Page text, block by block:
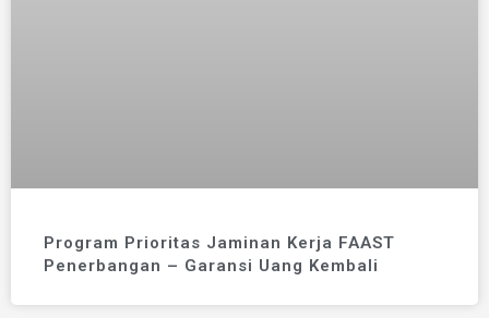
Program Prioritas Jaminan Kerja FAAST
Penerbangan – Garansi Uang Kembali